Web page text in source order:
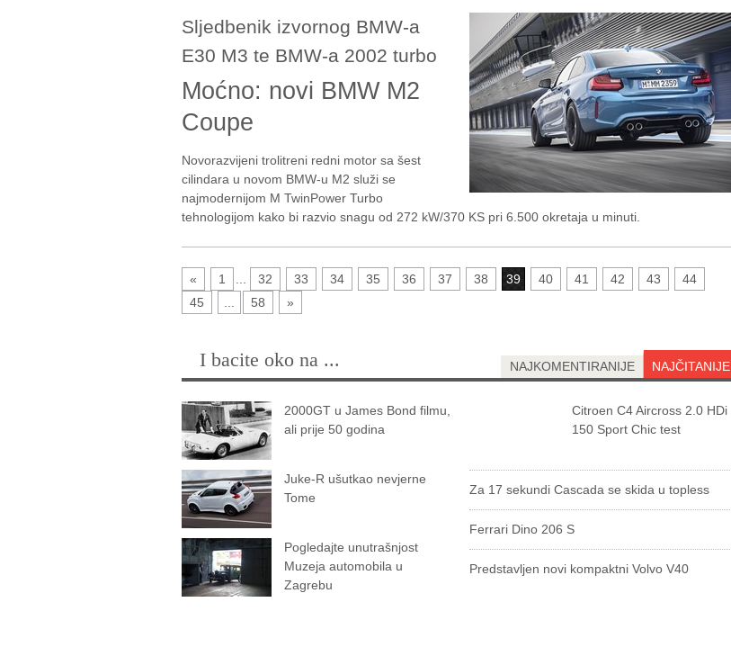
Sljedbenik izvornog BMW-a
E30 M3 te BMW-a 2002 turbo
Moćno: novi BMW M2
Coupe
Novorazvijeni trolitreni redni motor sa šest
cilindara u novom BMW-u M2 služi se
najmodernijom M TwinPower Turbo
tehnologijom kako bi razvio snagu od 272 kW/370 KS pri 6.500 okretaja u minuti.
« 1 32 33 34 35 36 37 38 39 40 41 42 43
44
45
58 »
I bacite oko na ... NAJČITANIJE
NAJKOMENTIRANIJE
2000GT u James Bond filmu,
ali prije 50 godina
Juke-R ušutkao nevjerne
Tome
Pogledajte unutrašnjost
Muzeja automobila u
Zagrebu
Citroen C4 Aircross 2.0 HDi
150 Sport Chic test
Za 17 sekundi Cascada se skida u topless
Ferrari Dino 206 S
Predstavljen novi kompaktni Volvo V40